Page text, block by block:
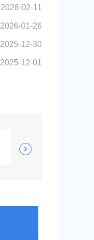
2026-02-11
2026-01-26
2025-12-30
2025-12-01